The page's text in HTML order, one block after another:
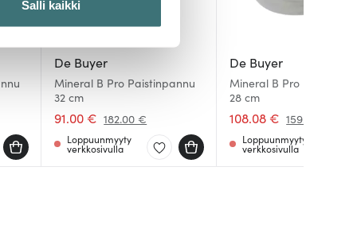
alan
tietoja muihin tietoihin, joita
Salli kaikki
De Buyer
Mineral B Pro Paistinpannu
32 cm
91.00 € 182.00 €
Loppuunmyyty
verkkosivulla
De Buyer
Mineral B Pro
28 cm
108.08 € 159.00 €
Loppuunmyyty
verkkosivulla